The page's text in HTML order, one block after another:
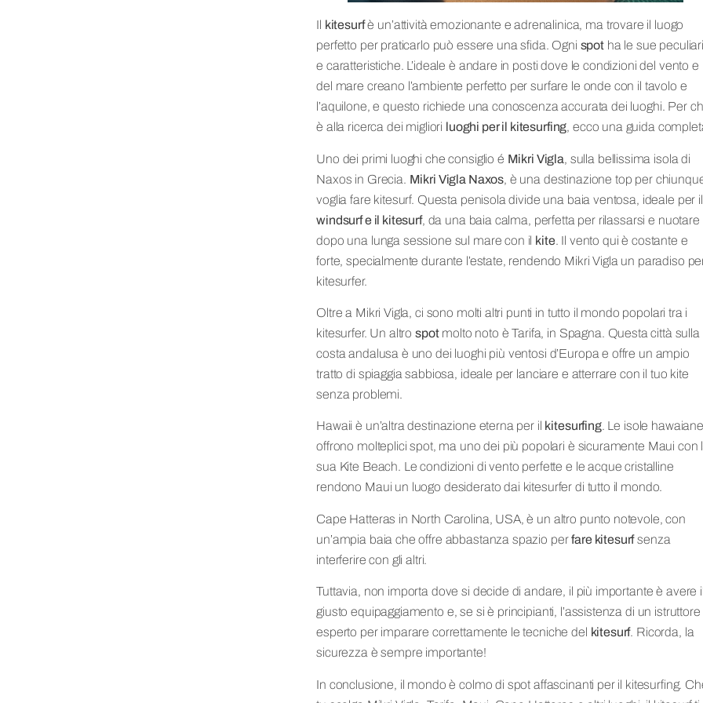
Il kitesurfè un’attività emozionante e adrenalinica, ma trovare il luogo
perfetto per praticarlo può essere una sfida. Ogni spotha le sue
e caratteristiche. L’ideale è andare in posti dove le condizioni del vento e
del mare creano l’ambiente perfetto per surfare le onde con il tavolo e
l’aquilone, e questo richiede una conoscenza accurata dei luoghi. Per
è alla ricerca dei migliori luoghi per il kitesurfing, ecco una guida
Uno dei primi luoghi che consiglio é Mikri Vigla, sulla bellissima isola di
Naxos in Grecia. Mikri Vigla Naxos, è una destinazione top per
voglia fare kitesurf. Questa penisola divide una baia ventosa, ideale per il
windsurf e il kitesurf, da una baia calma, perfetta per rilassarsi e nuotare
dopo una lunga sessione sul mare con il kite . Il vento qui è costante e
forte, specialmente durante l’estate, rendendo Mikri Vigla un paradiso
kitesurfer.
Oltre a Mikri Vigla, ci sono molti altri punti in tutto il mondo popolari tra i
kitesurfer. Un altrospotmolto noto è Tarifa, in Spagna. Questa città sulla
costa andalusa è uno dei luoghi più ventosi d’Europa e offre un ampio
tratto di spiaggia sabbiosa, ideale per lanciare e atterrare con il tuo kite
senza problemi.
Hawaii è un’altra destinazione eterna per il kitesurfing. Le isole hawaiane
offrono molteplici spot, ma uno dei più popolari è sicuramente Maui con
sua Kite Beach. Le condizioni di vento perfette e le acque cristalline
rendono Maui un luogo desiderato dai kitesurfer di tutto il mondo.
Cape Hatteras in North Carolina, USA, è un altro punto notevole, con
un’ampia baia che offre abbastanza spazio perfare kitesurfsenza
interferire con gli altri.
Tuttavia, non importa dove si decide di andare, il più importante è avere il
giusto equipaggiamento e, se si è principianti, l’assistenza di un istruttore
esperto per imparare correttamente le tecniche del kitesurf. Ricorda, la
sicurezza è sempre importante!
In conclusione, il mondo è colmo di spot affascinanti per il kitesurfing.